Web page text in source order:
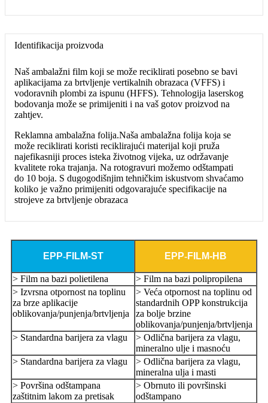
Identifikacija proizvoda
Naš ambalažni film koji se može reciklirati posebno se bavi
aplikacijama za brtvljenje vertikalnih obrazaca (VFFS) i
vodoravnih plombi za ispunu (HFFS). Tehnologija laserskog
bodovanja može se primijeniti i na vaš gotov proizvod na
zahtjev.
Reklamna ambalažna folija.Naša ambalažna folija koja se
može reciklirati koristi reciklirajući materijal koji pruža
najefikasniji proces isteka životnog vijeka, uz održavanje
kvalitete roka trajanja. Na rotogravuri možemo odštampati
do 10 boja. S dugogodišnjim tehničkim iskustvom shvaćamo
koliko je važno primijeniti odgovarajuće specifikacije na
strojeve za brtvljenje obrazaca
EPP-FILM-ST EPP-FILM-HB
> Film na bazi polietilena
> Film na bazi polipropilena
> Izvrsna otpornost na toplinu
za brze aplikacije
oblikovanja/punjenja/brtvljenja
> Veća otpornost na toplinu od
standardnih OPP konstrukcija
za bolje brzine
oblikovanja/punjenja/brtvljenja
> Standardna barijera za vlagu
> Odlična barijera za vlagu,
mineralno ulje i masnoću
> Standardna barijera za vlagu
> Odlična barijera za vlagu,
mineralna ulja i masti
> Površina odštampana
zaštitnim lakom za pretisak
> Obrnuto ili površinski
odštampano